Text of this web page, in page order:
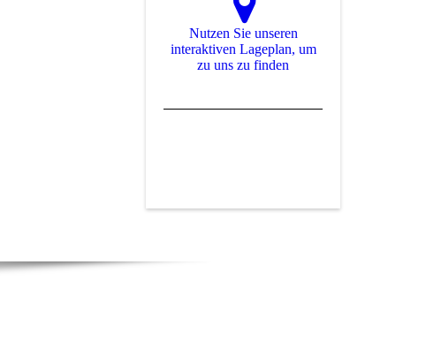
Nutzen Sie unseren
interaktiven La­ge­plan, um
zu uns zu finden